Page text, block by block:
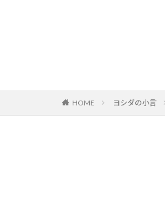
HOME ヨシダの小言